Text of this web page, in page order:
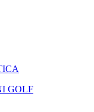
GOLF